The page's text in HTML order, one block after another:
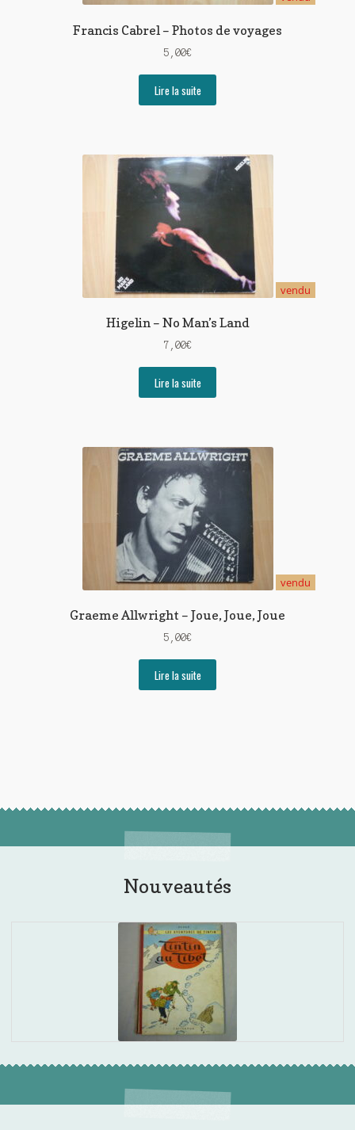
Francis Cabrel – Photos de voyages
5,00€
Lire la suite
vendu
Higelin – No Man’s Land
7,00€
Lire la suite
vendu
Graeme Allwright – Joue, Joue, Joue
5,00€
Lire la suite
Nouveautés